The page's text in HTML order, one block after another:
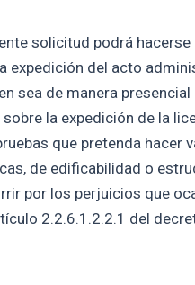
solicitud podrá
del acto
sea de manera
la expedición de la
que pretenda hacer
de edificabilidad o
por los perjuicios que
2.2.6.1.2.2.1 del